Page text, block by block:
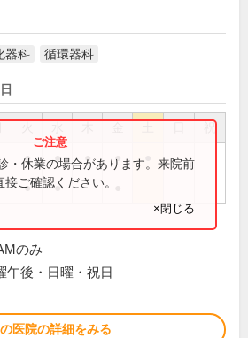
器科 循環器科
祝
● ● ● ●
● ●
・休業の場合があります。来院前
ご確認ください。
×閉じる
のみ
午後・日曜・祝日
医院の詳細をみる